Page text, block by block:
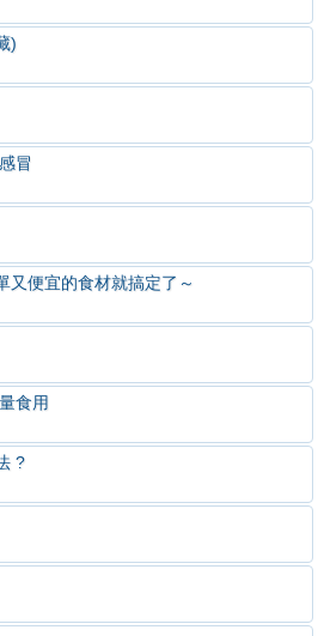
)
冒
又便宜的食材就搞定了～
食用
?